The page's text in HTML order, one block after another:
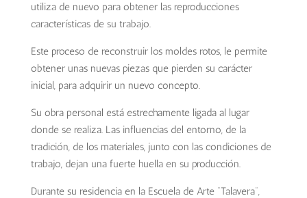
utiliza de nuevo para obtener las reproducciones
características de su trabajo.
Este proceso de reconstruir los moldes rotos, le permite
obtener unas nuevas piezas que pierden su carácter
inicial, para adquirir un nuevo concepto.
Su obra personal está estrechamente ligada al lugar
donde se realiza. Las influencias del entorno, de la
tradición, de los materiales, junto con las condiciones de
trabajo, dejan una fuerte huella en su producción.
Durante su residencia en la Escuela de Arte “Talavera”,